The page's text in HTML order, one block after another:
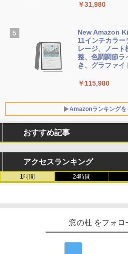
￥129,800
FMV ノートパ
ersonal/Copilot
Core i5/16GB/
VWK3E15W_AZ
ト): Java &
￥3,600
ェクトリストと
￥31,980
New Amazon
11インチカラー
レージ、ノート
整、色調調節ラ
き、グラファイ
￥115,980
Amazonランキングを
おすすめ記事
アクセスランキング
1時間 24時間
窓の杜 をフォロ